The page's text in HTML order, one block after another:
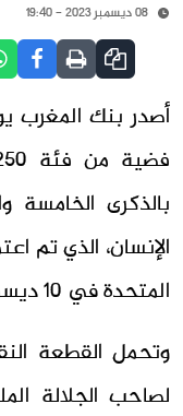
08 ديسمبر 2023 - 19:40
أصدر بنك المغرب
بالذكرى الخامسة
الإنسان، الذي تم
المتحدة في 10 ديسمبر 1948.
وتحمل القطعة
لصاحب الجلالة